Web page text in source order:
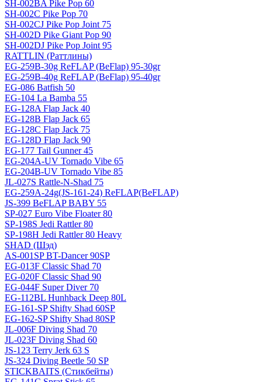
SH-002BA Pike Pop 60
SH-002C Pike Pop 70
SH-002CJ Pike Pop Joint 75
SH-002D Pike Giant Pop 90
SH-002DJ Pike Pop Joint 95
RATTLIN (Раттлины)
EG-259B-30g ReFLAP (BeFlap) 95-30gr
EG-259B-40g ReFLAP (BeFlap) 95-40gr
EG-086 Batfish 50
EG-104 La Bamba 55
EG-128A Flap Jack 40
EG-128B Flap Jack 65
EG-128C Flap Jack 75
EG-128D Flap Jack 90
EG-177 Tail Gunner 45
EG-204A-UV Tornado Vibe 65
EG-204B-UV Tornado Vibe 85
JL-027S Rattle-N-Shad 75
EG-259A-24g(JS-161-24) ReFLAP(BeFLAP)
JS-399 BeFLAP BABY 55
SP-027 Euro Vibe Floater 80
SP-198S Jedi Rattler 80
SP-198H Jedi Rattler 80 Heavy
SHAD (Шэд)
AS-001SP BT-Dancer 90SP
EG-013F Classic Shad 70
EG-020F Classic Shad 90
EG-044F Super Diver 70
EG-112BL Hunhback Deep 80L
EG-161-SP Shifty Shad 60SP
EG-162-SP Shifty Shad 80SP
JL-006F Diving Shad 70
JL-023F Diving Shad 60
JS-123 Terry Jerk 63 S
JS-324 Diving Beetle 50 SP
STICKBAITS (Стикбейты)